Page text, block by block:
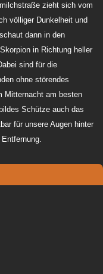
zieht sich vom
völliger Dunkelheit und
dann in den
in Richtung heller
sind für die
ohne störendes
Mitternacht am besten
Schütze auch das
für unsere Augen hinter